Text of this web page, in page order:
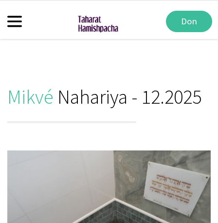
Don
Mikvé Nahariya - 12.2025